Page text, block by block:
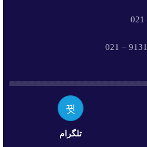
تلگرام